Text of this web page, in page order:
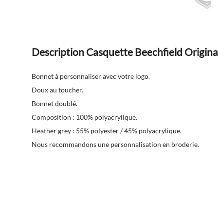
Description Casquette Beechfield
Bonnet à personnaliser avec votre logo.
Doux au toucher.
Bonnet doublé.
Composition : 100% polyacrylique.
Heather grey : 55% polyester / 45% polyacrylique.
Nous recommandons une personnalisation en broderie.